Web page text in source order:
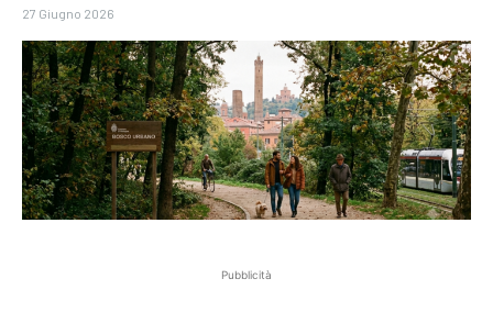
27 Giugno 2026
Pubblicità